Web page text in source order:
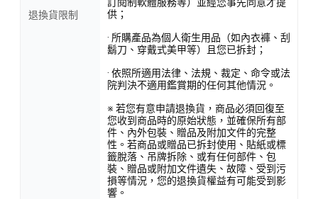
退換貨限制
供；
· 所購產品為個人衛生用品（如內衣褲、刮
鬍刀、穿戴式美甲等）且您已拆封；
· 依照所適用法律、法規、裁定、命令或法
院判決不適用鑑賞期的任何其他情況。
※ 若您有意申請退換貨，商品必須回復至
您收到商品時的原始狀態，並確保所有部
件、內外包裝、贈品及附加文件的完整
性。若商品或贈品已拆封使用、貼紙或標
籤脫落、吊牌拆除、或有任何部件、包
裝、贈品或附加文件遺失、故障、受到污
損等情況，您的退換貨權益有可能受到影
響。